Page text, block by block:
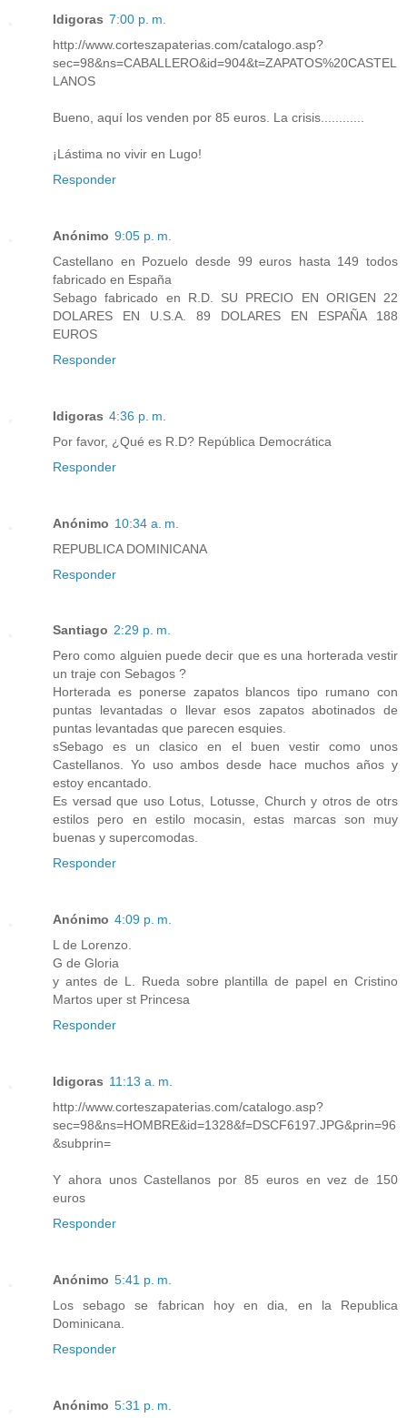
Idigoras 7:00 p. m.
http://www.corteszapaterias.com/catalogo.asp?
sec=98&ns=CABALLERO&id=904&t=ZAPATOS%20CASTEL
LANOS
Bueno, aquí los venden por 85 euros. La crisis............
¡Lástima no vivir en Lugo!
Responder
Anónimo 9:05 p. m.
Castellano en Pozuelo desde 99 euros hasta 149 todos
fabricado en España
Sebago fabricado en R.D. SU PRECIO EN ORIGEN 22
DOLARES EN U.S.A. 89 DOLARES EN ESPAÑA 188
EUROS
Responder
Idigoras 4:36 p. m.
Por favor, ¿Qué es R.D? República Democrática
Responder
Anónimo 10:34 a. m.
REPUBLICA DOMINICANA
Responder
Santiago 2:29 p. m.
Pero como alguien puede decir que es una horterada vestir
un traje con Sebagos ?
Horterada es ponerse zapatos blancos tipo rumano con
puntas levantadas o llevar esos zapatos abotinados de
puntas levantadas que parecen esquies.
sSebago es un clasico en el buen vestir como unos
Castellanos. Yo uso ambos desde hace muchos años y
estoy encantado.
Es versad que uso Lotus, Lotusse, Church y otros de otrs
estilos pero en estilo mocasin, estas marcas son muy
buenas y supercomodas.
Responder
Anónimo 4:09 p. m.
L de Lorenzo.
G de Gloria
y antes de L. Rueda sobre plantilla de papel en Cristino
Martos uper st Princesa
Responder
Idigoras 11:13 a. m.
http://www.corteszapaterias.com/catalogo.asp?
sec=98&ns=HOMBRE&id=1328&f=DSCF6197.JPG&prin=96
&subprin=
Y ahora unos Castellanos por 85 euros en vez de 150
euros
Responder
Anónimo 5:41 p. m.
Los sebago se fabrican hoy en dia, en la Republica
Dominicana.
Responder
Anónimo 5:31 p. m.